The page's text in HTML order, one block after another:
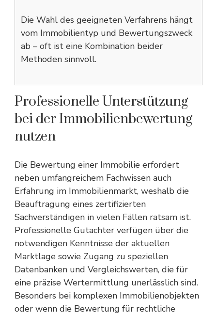
Die Wahl des geeigneten Verfahrens hängt
vom Immobilientyp und Bewertungszweck
ab – oft ist eine Kombination beider
Methoden sinnvoll.
Professionelle Unterstützung
bei der Immobilienbewertung
nutzen
Die Bewertung einer Immobilie erfordert
neben umfangreichem Fachwissen auch
Erfahrung im Immobilienmarkt, weshalb die
Beauftragung eines zertifizierten
Sachverständigen in vielen Fällen ratsam ist.
Professionelle Gutachter verfügen über die
notwendigen Kenntnisse der aktuellen
Marktlage sowie Zugang zu speziellen
Datenbanken und Vergleichswerten, die für
eine präzise Wertermittlung unerlässlich sind.
Besonders bei komplexen Immobilienobjekten
oder wenn die Bewertung für rechtliche